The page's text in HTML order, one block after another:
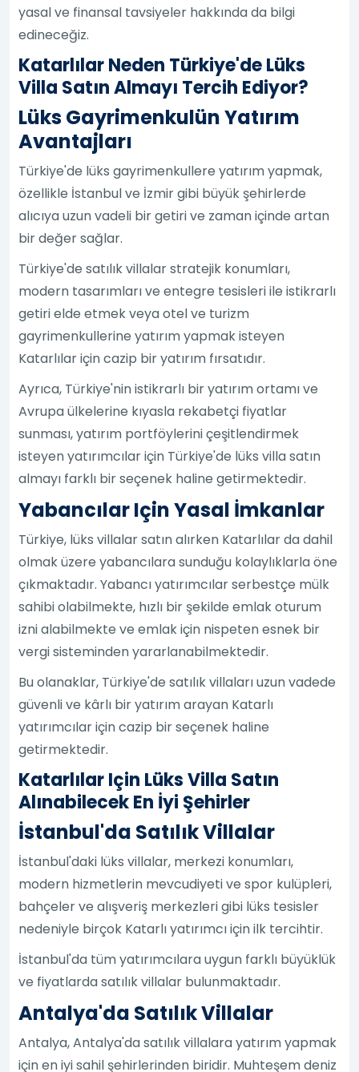
yasal ve finansal tavsiyeler hakkında da bilgi
edineceğiz.
Katarlılar Neden Türkiye'de Lüks
Villa Satın Almayı Tercih Ediyor?
Lüks Gayrimenkulün Yatırım
Avantajları
Türkiye'de lüks gayrimenkullere yatırım yapmak,
özellikle İstanbul ve İzmir gibi büyük şehirlerde
alıcıya uzun vadeli bir getiri ve zaman içinde artan
bir değer sağlar.
Türkiye'de satılık villalar stratejik konumları,
modern tasarımları ve entegre tesisleri ile istikrarlı
getiri elde etmek veya otel ve turizm
gayrimenkullerine yatırım yapmak isteyen
Katarlılar için cazip bir yatırım fırsatıdır.
Ayrıca, Türkiye'nin istikrarlı bir yatırım ortamı ve
Avrupa ülkelerine kıyasla rekabetçi fiyatlar
sunması, yatırım portföylerini çeşitlendirmek
isteyen yatırımcılar için Türkiye'de lüks villa satın
almayı farklı bir seçenek haline getirmektedir.
Yabancılar Için Yasal İmkanlar
Türkiye, lüks villalar satın alırken Katarlılar da dahil
olmak üzere yabancılara sunduğu kolaylıklarla öne
çıkmaktadır. Yabancı yatırımcılar serbestçe mülk
sahibi olabilmekte, hızlı bir şekilde emlak oturum
izni alabilmekte ve emlak için nispeten esnek bir
vergi sisteminden yararlanabilmektedir.
Bu olanaklar, Türkiye'de satılık villaları uzun vadede
güvenli ve kârlı bir yatırım arayan Katarlı
yatırımcılar için cazip bir seçenek haline
getirmektedir.
Katarlılar Için Lüks Villa Satın
Alınabilecek En İyi Şehirler
İstanbul'da Satılık Villalar
İstanbul'daki lüks villalar, merkezi konumları,
modern hizmetlerin mevcudiyeti ve spor kulüpleri,
bahçeler ve alışveriş merkezleri gibi lüks tesisler
nedeniyle birçok Katarlı yatırımcı için ilk tercihtir.
İstanbul'da tüm yatırımcılara uygun farklı büyüklük
ve fiyatlarda satılık villalar bulunmaktadır.
Antalya'da Satılık Villalar
Antalya, Antalya'da satılık villalara yatırım yapmak
için en iyi sahil şehirlerinden biridir. Muhteşem deniz